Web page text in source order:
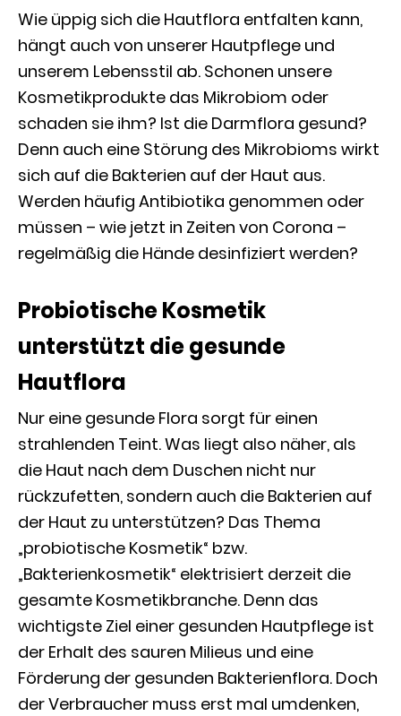
Wie üppig sich die Hautflora entfalten kann,
hängt auch von unserer Hautpflege und
unserem Lebensstil ab. Schonen unsere
Kosmetikprodukte das Mikrobiom oder
schaden sie ihm? Ist die Darmflora gesund?
Denn auch eine Störung des Mikrobioms wirkt
sich auf die Bakterien auf der Haut aus.
Werden häufig Antibiotika genommen oder
müssen – wie jetzt in Zeiten von Corona –
regelmäßig die Hände desinfiziert werden?
Probiotische Kosmetik
unterstützt die gesunde
Hautflora
Nur eine gesunde Flora sorgt für einen
strahlenden Teint. Was liegt also näher, als
die Haut nach dem Duschen nicht nur
rückzufetten, sondern auch die Bakterien auf
der Haut zu unterstützen? Das Thema
„probiotische Kosmetik“ bzw.
„Bakterienkosmetik“ elektrisiert derzeit die
gesamte Kosmetikbranche. Denn das
wichtigste Ziel einer gesunden Hautpflege ist
der Erhalt des sauren Milieus und eine
Förderung der gesunden Bakterienflora. Doch
der Verbraucher muss erst mal umdenken,